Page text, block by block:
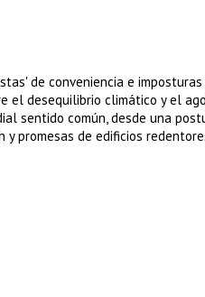
de conveniencia e
el desequilibrio climático y el
sentido común, desde una
promesas de edificios